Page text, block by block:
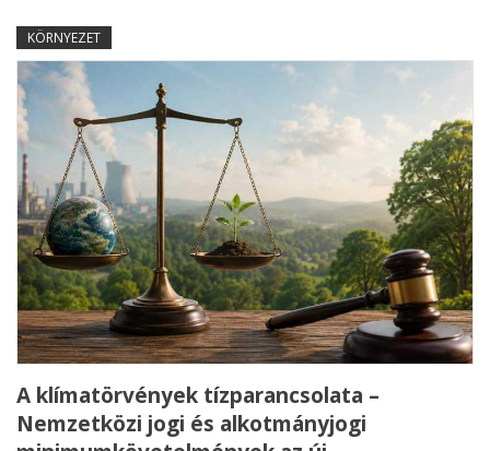
KÖRNYEZET
A klímatörvények tízparancsolata –
Nemzetközi jogi és alkotmányjogi